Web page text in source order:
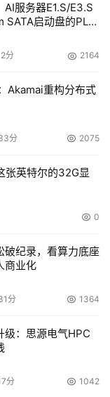
服务器E1.S/E3.S
SATA启动盘的PLP
分 2164
Akamai重构分布式
分 2075
张英特尔的32G显
0
破纪录，看算力底座
商业化
分 1364
级：思源电气HPC
分 1042